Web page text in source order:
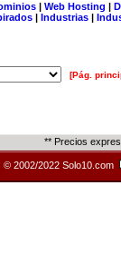
| Web Hosting |
| Industrias |
[Pág.
** Precios
© 2002/2022 Solo10.com